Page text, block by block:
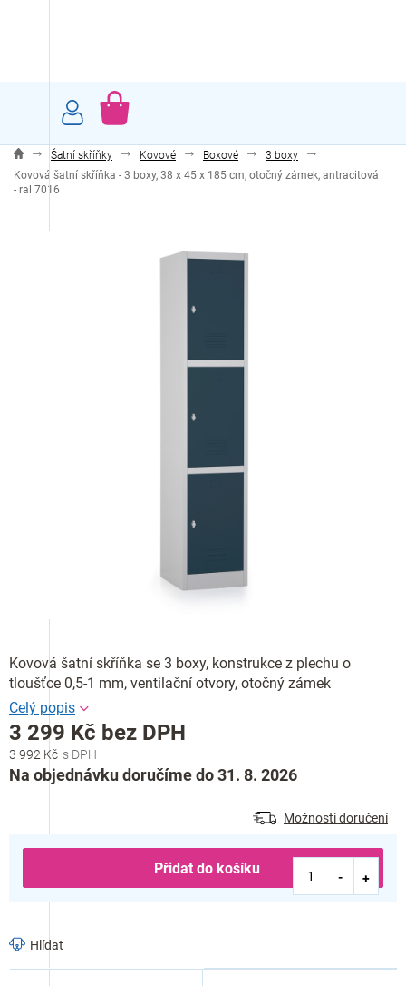
NÁKUPNÍ
Šatní skříňky Kovové Boxové
3 boxy
Kovová šatní skříňka - 3 boxy, 38 x 45 x 185 cm, otočný zámek, antracitová
- ral 7016
3 992 Kč
3 299 Kč bez DPH
Měrná
cena:
Na objednávku doručíme do 31. 8. 2026
Možnosti doručení
Přidat do košíku
Kovová šatní skříňka se 3 boxy, konstrukce z plechu o
tloušťce 0,5-1 mm, ventilační otvory, otočný zámek
Hlídat